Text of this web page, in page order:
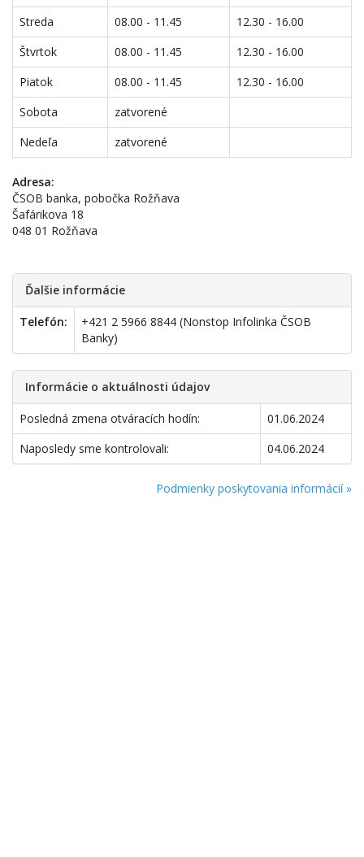
Streda
08.00 - 11.45
12.30 - 16.00
Štvrtok
08.00 - 11.45
12.30 - 16.00
Piatok
08.00 - 11.45
12.30 - 16.00
Sobota
zatvorené
Nedeľa
zatvorené
Adresa:
ČSOB banka, pobočka Rožňava
Šafárikova 18
048 01 Rožňava
Ďalšie informácie
Telefón:
+421 2 5966 8844 (Nonstop Infolinka ČSOB
Banky)
Informácie o aktuálnosti údajov
Posledná zmena otváracích hodín:
01.06.2024
Naposledy sme kontrolovali:
04.06.2024
Podmienky poskytovania informácií »